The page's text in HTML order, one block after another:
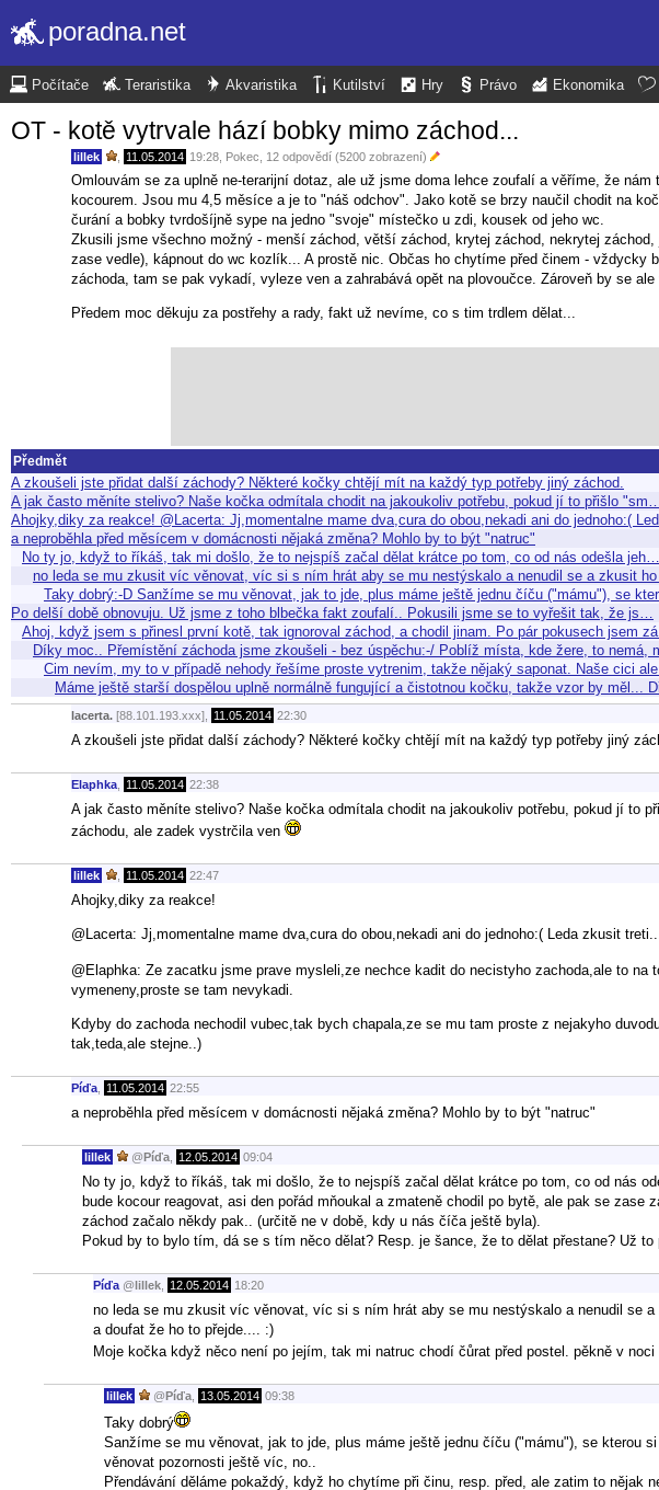
poradna.net
Počítače Teraristika Akvaristika Kutilství Hry Právo Ekonomika
OT - kotě vytrvale hází bobky mimo záchod...
lillek 11.05.2014 19:28 Pokec , 12 odpovědí (5200 zobrazení)
Omlouvám se za uplně ne-terarijní dotaz, ale už jsme doma lehce zoufalí a věříme, že
kocourem. Jsou mu 4,5 měsíce a je to "náš odchov". Jako kotě se brzy naučil chodit na
čurání a bobky tvrdošíjně sype na jedno "svoje" místečko u zdi, kousek od jeho wc.
Zkusili jsme všechno možný - menší záchod, větší záchod, krytej záchod, nekrytej
zase vedle), kápnout do wc kozlík... A prostě nic. Občas ho chytíme před činem - vždycky
záchoda, tam se pak vykadí, vyleze ven a zahrabává opět na plovoučce. Zároveň by se
Předem moc děkuju za postřehy a rady, fakt už nevíme, co s tim trdlem dělat...
Předmět
A zkoušeli jste přidat další záchody? Některé kočky chtějí mít na každý typ potřeby jiný záchod.
A jak často měníte stelivo? Naše kočka odmítala chodit na jakoukoliv potřebu, pokud jí to přišlo "sm…
Ahojky,diky za reakce! @Lacerta: Jj,momentalne mame dva,cura do obou,nekadi ani do jednoho:(
a neproběhla před měsícem v domácnosti nějaká změna? Mohlo by to být "natruc"
No ty jo, když to říkáš, tak mi došlo, že to nejspíš začal dělat krátce po tom, co od nás odešla jeh…
no leda se mu zkusit víc věnovat, víc si s ním hrát aby se mu nestýskalo a nenudil se a zkusit ho
Taky dobrý:-D Sanžíme se mu věnovat, jak to jde, plus máme ještě jednu číču ("mámu"), se
Po delší době obnovuju. Už jsme z toho blbečka fakt zoufalí.. Pokusili jsme se to vyřešit tak, že js…
Ahoj, když jsem s přinesl první kotě, tak ignoroval záchod, a chodil jinam. Po pár pokusech jsem
Díky moc.. Přemístění záchoda jsme zkoušeli - bez úspěchu:-/ Poblíž místa, kde žere, to nemá,
Cim nevím, my to v případě nehody řešíme proste vytrenim, takže nějaký saponat. Naše cici
Máme ještě starší dospělou uplně normálně fungující a čistotnou kočku, takže vzor by měl...
lacerta. [88.101.193.xxx], 11.05.2014 22:30
A zkoušeli jste přidat další záchody? Některé kočky chtějí mít na každý typ potřeby jiný
Elaphka 11.05.2014 22:38
A jak často měníte stelivo? Naše kočka odmítala chodit na jakoukoliv potřebu, pokud jí to
záchodu, ale zadek vystrčila ven
lillek 11.05.2014 22:47
Ahojky,diky za reakce!
@Lacerta: Jj,momentalne mame dva,cura do obou,nekadi ani do jednoho:( Leda zkusit
@Elaphka: Ze zacatku jsme prave mysleli,ze nechce kadit do necistyho zachoda,ale to na
vymeneny,proste se tam nevykadi.
Kdyby do zachoda nechodil vubec,tak bych chapala,ze se mu tam proste z nejakyho
tak,teda,ale stejne..)
Píďa 11.05.2014 22:55
a neproběhla před měsícem v domácnosti nějaká změna? Mohlo by to být "natruc"
lillek @Píďa 12.05.2014 09:04
No ty jo, když to říkáš, tak mi došlo, že to nejspíš začal dělat krátce po tom, co od nás
bude kocour reagovat, asi den pořád mňoukal a zmateně chodil po bytě, ale pak se
záchod začalo někdy pak.. (určitě ne v době, kdy u nás číča ještě byla).
Pokud by to bylo tím, dá se s tím něco dělat? Resp. je šance, že to dělat přestane? Už to
Píďa @lillek 12.05.2014 18:20
no leda se mu zkusit víc věnovat, víc si s ním hrát aby se mu nestýskalo a nenudil se
a doufat že ho to přejde.... :)
Moje kočka když něco není po jejím, tak mi natruc chodí čůrat před postel. pěkně v
lillek @Píďa 13.05.2014 09:38
Taky dobrý
Sanžíme se mu věnovat, jak to jde, plus máme ještě jednu číču ("mámu"), se kterou
věnovat pozornosti ještě víc, no..
Přendávání děláme pokaždý, když ho chytíme při činu, resp. před, ale zatim to nějak